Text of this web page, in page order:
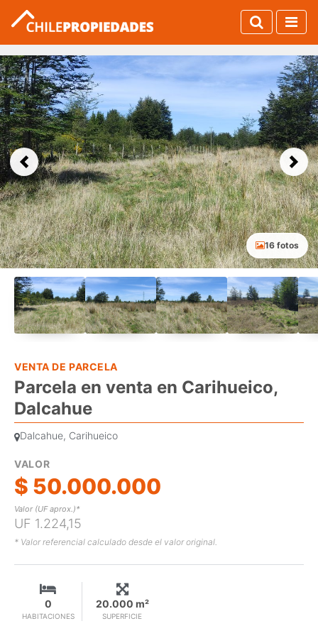
Previous Next
16 fotos
VENTA DE PARCELA
Parcela en venta en Carihueico,
Dalcahue
Dalcahue, Carihueico
VALOR
$ 50.000.000
Valor (UF aprox.)*
UF 1.224,15
* Valor referencial calculado desde el valor original.
HABITACIONES
0
SUPERFICIE
20.000 m²